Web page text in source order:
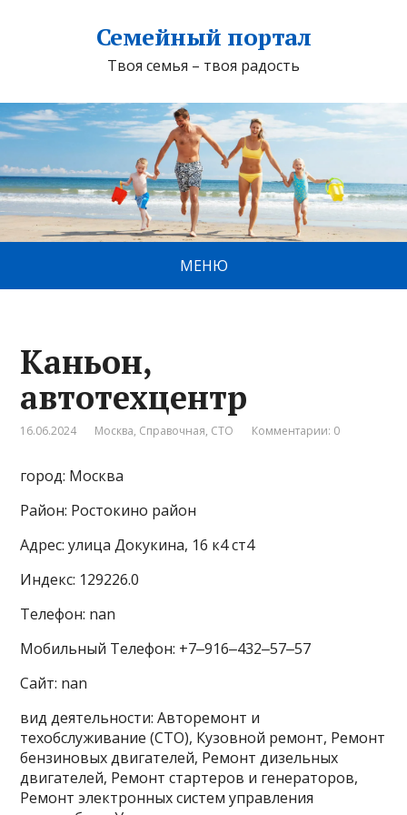
Семейный портал
Твоя семья – твоя радость
МЕНЮ
Каньон,
автотехцентр
16.06.2024 Москва, Справочная, СТО Комментарии: 0
город: Москва
Район: Ростокино район
Адрес: улица Докукина, 16 к4 ст4
Индекс: 129226.0
Телефон: nan
Мобильный Телефон: +7‒916‒432‒57‒57
Сайт: nan
вид деятельности: Авторемонт и
техобслуживание (СТО), Кузовной ремонт, Ремонт
бензиновых двигателей, Ремонт дизельных
двигателей, Ремонт стартеров и генераторов,
Ремонт электронных систем управления